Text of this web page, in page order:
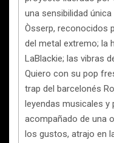
una sensibilidad
Òsserp, reconocidos
del metal extremo; la
LaBlackie; las vibras
Quiero con su pop
trap del barcelonés
leyendas musicales y
acompañado de una
los gustos, atrajo en